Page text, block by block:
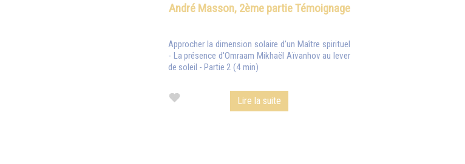
André Masson, 2ème partie Témoignage
Approcher la dimension solaire d'un Maître spirituel
- La présence d'Omraam Mikhaël Aïvanhov au lever
de soleil - Partie 2 (4 min)
Lire la suite